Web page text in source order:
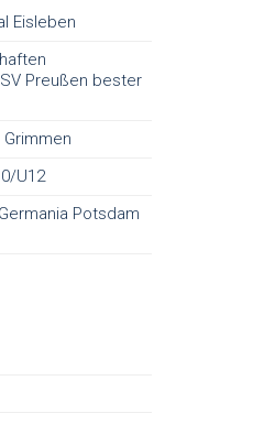
Eisleben
Preußen bester
Grimmen
U12
Potsdam